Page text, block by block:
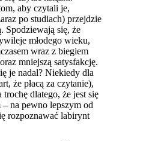
aby czytali je,
po studiach) przejdzie
Spodziewają się, że
młodego wieku,
wraz z biegiem
mniejszą satysfakcję.
je nadal? Niekiedy dla
że płacą za czytanie),
dlatego, że jest się
na pewno lepszym od
rozpoznawać labirynt